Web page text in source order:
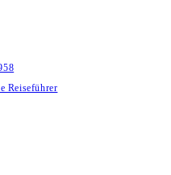
Reiseführer